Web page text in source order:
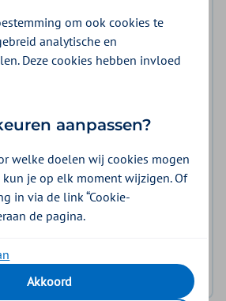
Samenwerkingsafspraken
om ook cookies te
analytische en
Deze cookies hebben invloed
aanpassen?
welke doelen wij cookies mogen
kun je op elk moment wijzigen. Of
in via de link “Cookie-
de pagina.
Akkoord